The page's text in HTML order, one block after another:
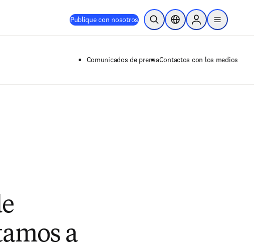
Publique con nosotros Abrir búsquedaSelector de ubicación
Sign in to products
menu
Comunicados de prensaContactos con los medios
a